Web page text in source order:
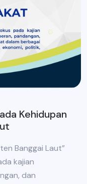
Kehidupan
Banggai Laut”
kajian
dan